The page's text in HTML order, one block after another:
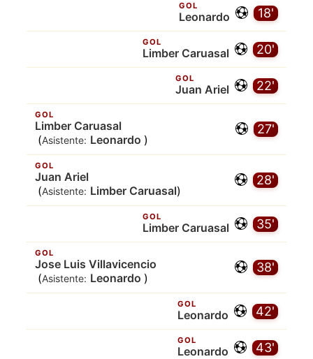
18'
GOL
Leonardo
20'
GOL
Limber Caruasal
22'
GOL
Juan Ariel
27'
GOL
Limber Caruasal
(Asistente: Leonardo )
28'
GOL
Juan Ariel
(Asistente: Limber Caruasal)
35'
GOL
Limber Caruasal
38'
GOL
Jose Luis Villavicencio
(Asistente: Leonardo )
42'
GOL
Leonardo
43'
GOL
Leonardo